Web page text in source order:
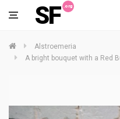
SF
Alstroemeria
A bright bouquet with a Red